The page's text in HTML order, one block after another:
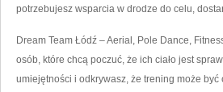
potrzebujesz wsparcia w drodze do celu,
Dream Team Łódź – Aerial, Pole Dance,
osób, które chcą poczuć, że ich ciało jest
umiejętności i odkrywasz, że trening może